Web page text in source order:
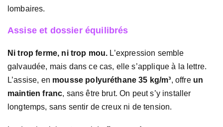
lombaires.
Assise et dossier équilibrés
Ni trop ferme, ni trop mou. L’expression semble
galvaudée, mais dans ce cas, elle s’applique à la lettre.
L’assise, en mousse polyuréthane 35 kg/m³, offre un
maintien franc, sans être brut. On peut s’y installer
longtemps, sans sentir de creux ni de tension.